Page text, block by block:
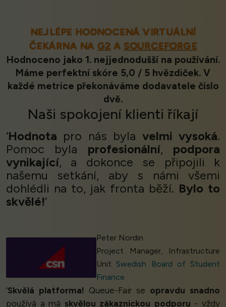
NEJLÉPE HODNOCENÁ VIRTUÁLNÍ
ČEKÁRNA NA G2 A SOURCEFORGE
Hodnoceno jako 1. nejjednodušší na používání.
Máme perfektní skóre 5,0 / 5 hvězdiček. V
každé metrice překonáváme dodavatele číslo
dvě.
Naši spokojení klienti říkají
‘Hodnota pro nás byla velmi vysoká.
Pomoc byla profesionální, podpora
vynikající, a dokonce se připojili k
našemu setkání, aby s námi všemi
dohlédli na to, jak fronta běží. Bylo to
skvělé!’
Peter Nordin
Project Manager, Infrastructure
Unit Swedish Board of Student
Finance
‘Skvělá platforma! Queue-Fair se opravdu snadno
používá a má skvělou zákaznickou podporu - vždy